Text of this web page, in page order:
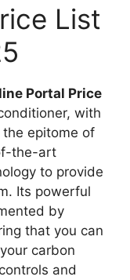
List
Portal Price
with
epitome of
the-art
to provide
Its powerful
by
that you can
carbon
and